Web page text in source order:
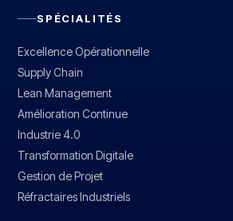
SPÉCIALITÉS
Excellence Opérationnelle
Supply Chain
Lean Management
Amélioration Continue
Industrie 4.0
Transformation Digitale
Gestion de Projet
Réfractaires Industriels